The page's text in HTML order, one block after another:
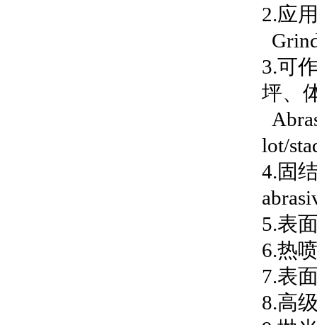
2.应
3.可
坪、
lot/
4.固
5.表
6.热
7.表
8.高